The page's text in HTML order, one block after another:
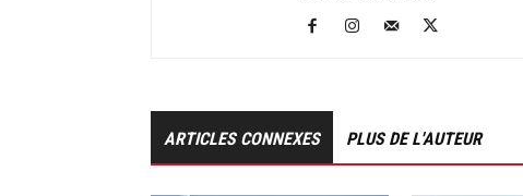
ARTICLES CONNEXES PLUS DE L'AUTEUR